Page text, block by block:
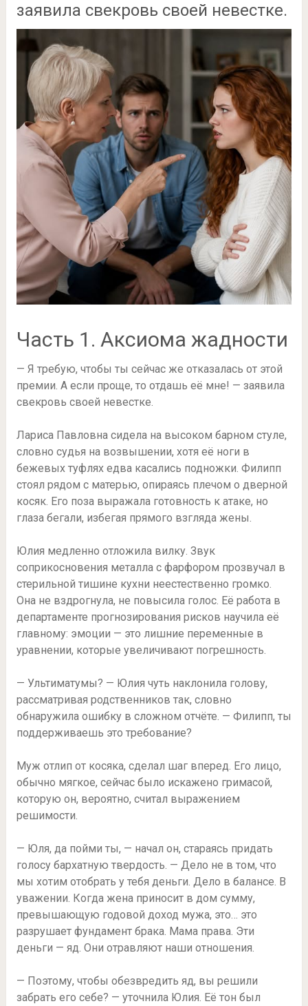
заявила свекровь своей невестке.
Часть 1. Аксиома жадности
— Я требую, чтобы ты сейчас же отказалась от этой
премии. А если проще, то отдашь её мне! — заявила
свекровь своей невестке.
Лариса Павловна сидела на высоком барном стуле,
словно судья на возвышении, хотя её ноги в
бежевых туфлях едва касались подножки. Филипп
стоял рядом с матерью, опираясь плечом о дверной
косяк. Его поза выражала готовность к атаке, но
глаза бегали, избегая прямого взгляда жены.
Юлия медленно отложила вилку. Звук
соприкосновения металла с фарфором прозвучал в
стерильной тишине кухни неестественно громко.
Она не вздрогнула, не повысила голос. Её работа в
департаменте прогнозирования рисков научила её
главному: эмоции — это лишние переменные в
уравнении, которые увеличивают погрешность.
— Ультиматумы? — Юлия чуть наклонила голову,
рассматривая родственников так, словно
обнаружила ошибку в сложном отчёте. — Филипп, ты
поддерживаешь это требование?
Муж отлип от косяка, сделал шаг вперед. Его лицо,
обычно мягкое, сейчас было искажено гримасой,
которую он, вероятно, считал выражением
решимости.
— Юля, да пойми ты, — начал он, стараясь придать
голосу бархатную твердость. — Дело не в том, что
мы хотим отобрать у тебя деньги. Дело в балансе. В
уважении. Когда жена приносит в дом сумму,
превышающую годовой доход мужа, это… это
разрушает фундамент брака. Мама права. Эти
деньги — яд. Они отравляют наши отношения.
— Поэтому, чтобы обезвредить яд, вы решили
забрать его себе? — уточнила Юлия. Её тон был